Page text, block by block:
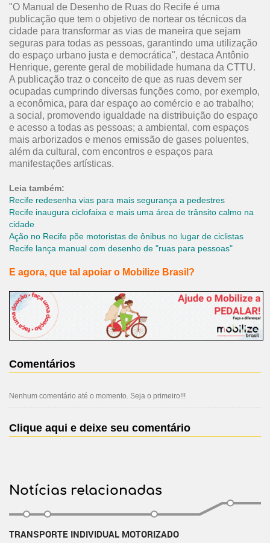
"O Manual de Desenho de Ruas do Recife é uma
publicação que tem o objetivo de nortear os técnicos da
cidade para transformar as vias de maneira que sejam
seguras para todas as pessoas, garantindo uma utilização
do espaço urbano justa e democrática", destaca Antônio
Henrique, gerente geral de mobilidade humana da CTTU.
A publicação traz o conceito de que as ruas devem ser
ocupadas cumprindo diversas funções como, por exemplo,
a econômica, para dar espaço ao comércio e ao trabalho;
a social, promovendo igualdade na distribuição do espaço
e acesso a todas as pessoas; a ambiental, com espaços
mais arborizados e menos emissão de gases poluentes,
além da cultural, com encontros e espaços para
manifestações artísticas.
Leia também:
Recife redesenha vias para mais segurança a pedestres
Recife inaugura ciclofaixa e mais uma área de trânsito calmo na
cidade
Ação no Recife põe motoristas de ônibus no lugar de ciclistas
Recife lança manual com desenho de "ruas para pessoas"
E agora, que tal apoiar o Mobilize Brasil?
Comentários
Nenhum comentário até o momento. Seja o primeiro!!!
Clique aqui e deixe seu comentário
Notícias relacionadas
TRANSPORTE INDIVIDUAL MOTORIZADO